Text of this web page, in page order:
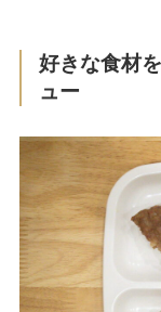
好きな食材
ュー